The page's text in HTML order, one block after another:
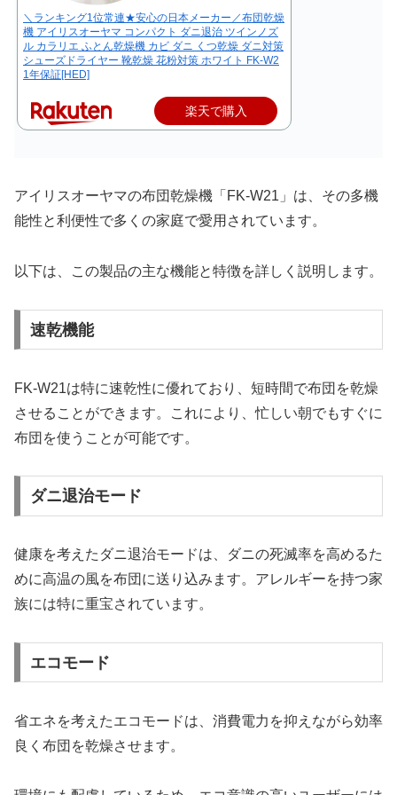
＼ランキング1位常連★安心の日本メーカー／布団乾燥
機 アイリスオーヤマ コンパクト ダニ退治 ツインノズ
ル カラリエ ふとん乾燥機 カビ ダニ くつ乾燥 ダニ対策
シューズドライヤー 靴乾燥 花粉対策 ホワイト FK-W2
1年保証[HED]
楽天で購入
アイリスオーヤマの布団乾燥機「FK-W21」は、その多機
能性と利便性で多くの家庭で愛用されています。
以下は、この製品の主な機能と特徴を詳しく説明します。
速乾機能
FK-W21は特に速乾性に優れており、短時間で布団を乾燥
させることができます。これにより、忙しい朝でもすぐに
布団を使うことが可能です。
ダニ退治モード
健康を考えたダニ退治モードは、ダニの死滅率を高めるた
めに高温の風を布団に送り込みます。アレルギーを持つ家
族には特に重宝されています。
エコモード
省エネを考えたエコモードは、消費電力を抑えながら効率
良く布団を乾燥させます。